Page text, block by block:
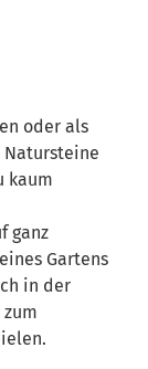
oder als
Natursteine
kaum
ganz
Gartens
in der